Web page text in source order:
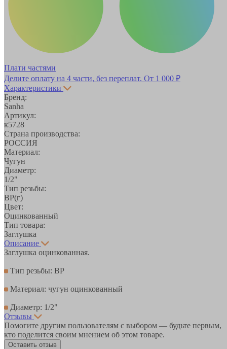
Плати частями
Делите оплату на 4 части, без переплат. От 1 000 ₽
Характеристики
Бренд:
Sanha
Артикул:
к5728
Страна производства:
РОССИЯ
Материал:
Чугун
Диаметр:
1/2"
Тип резьбы:
ВР(г)
Цвет:
Оцинкованный
Тип товара:
Заглушка
Описание
Заглушка оцинкованная.
Тип резьбы: ВР
Материал: чугун оцинкованный
Диаметр: 1/2"
Отзывы
Помогите другим пользователям с выбором — будьте первым,
кто поделится своим мнением об этом товаре.
Оставить отзыв